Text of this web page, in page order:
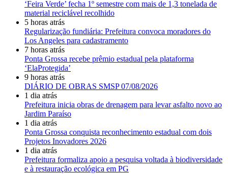
‘Feira Verde’ fecha 1º semestre com mais de 1,3 tonelada de
material reciclável recolhido
5 horas atrás
Regularização fundiária: Prefeitura convoca moradores do
Los Angeles para cadastramento
7 horas atrás
Ponta Grossa recebe prêmio estadual pela plataforma
‘ElaProtegida’
9 horas atrás
DIÁRIO DE OBRAS SMSP 07/08/2026
1 dia atrás
Prefeitura inicia obras de drenagem para levar asfalto novo ao
Jardim Paraíso
1 dia atrás
Ponta Grossa conquista reconhecimento estadual com dois
Projetos Inovadores 2026
1 dia atrás
Prefeitura formaliza apoio a pesquisa voltada à biodiversidade
e à restauração ecológica em PG